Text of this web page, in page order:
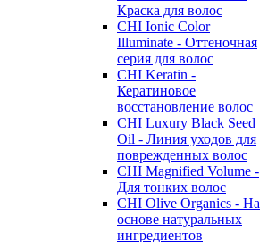
Краска для волос
CHI Ionic Color
Illuminate - Оттеночная
серия для волос
CHI Keratin -
Кератиновое
восстановление волос
CHI Luxury Black Seed
Oil - Линия уходов для
поврежденных волос
CHI Magnified Volume -
Для тонких волос
CHI Olive Organics - На
основе натуральных
ингредиентов